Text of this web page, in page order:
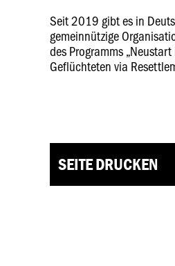
Seit 2019 gibt es in
gemeinnützige
des Programms
Geflüchteten via
SEITE DRUCKEN